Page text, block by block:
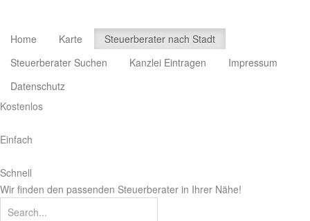
Home Karte
Steuerberater nach Stadt
Steuerberater Suchen
Kanzlei Eintragen
Impressum
Datenschutz
Kostenlos
Einfach
Schnell
Wir finden den passenden Steuerberater in Ihrer Nähe!